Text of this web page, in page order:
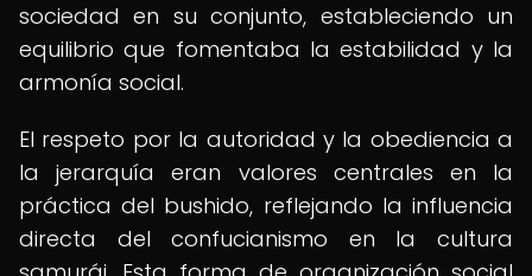
sociedad en su conjunto, estableciendo un
equilibrio que fomentaba la estabilidad y la
armonía social.
El respeto por la autoridad y la obediencia a
la jerarquía eran valores centrales en la
práctica del bushido, reflejando la influencia
directa del confucianismo en la cultura